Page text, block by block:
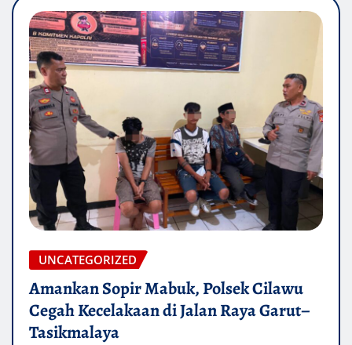
UNCATEGORIZED
Amankan Sopir Mabuk, Polsek Cilawu
Cegah Kecelakaan di Jalan Raya Garut–
Tasikmalaya